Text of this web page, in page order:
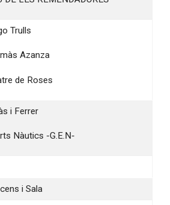
Trulls
Azanza
de Roses
i Ferrer
Nàutics -G.E.N-
i Sala